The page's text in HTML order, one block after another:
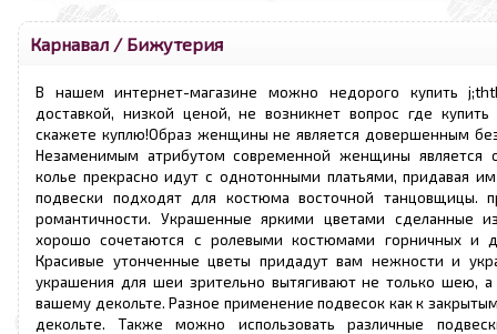
Карнавал / Бижутерия
В нашем интернет-магазине можно недорого купить
доставкой, низкой ценой, не возникнет вопрос где
скажете куплю!Образ женщины не является довершенным
Незаменимым атрибутом современной женщины является
колье прекрасно идут с однотонными платьями, придавая
подвески подходят для костюма восточной танцовщицы.
романтичности. Украшенные яркими цветами сделанные
хорошо сочетаются с ролевыми костюмами горничных и
Красивые утонченные цветы придадут вам нежности и
украшения для шеи зрительно вытягивают не только шею, а
вашему декольте. Разное применение подвесок как к
декольте. Также можно использовать различные